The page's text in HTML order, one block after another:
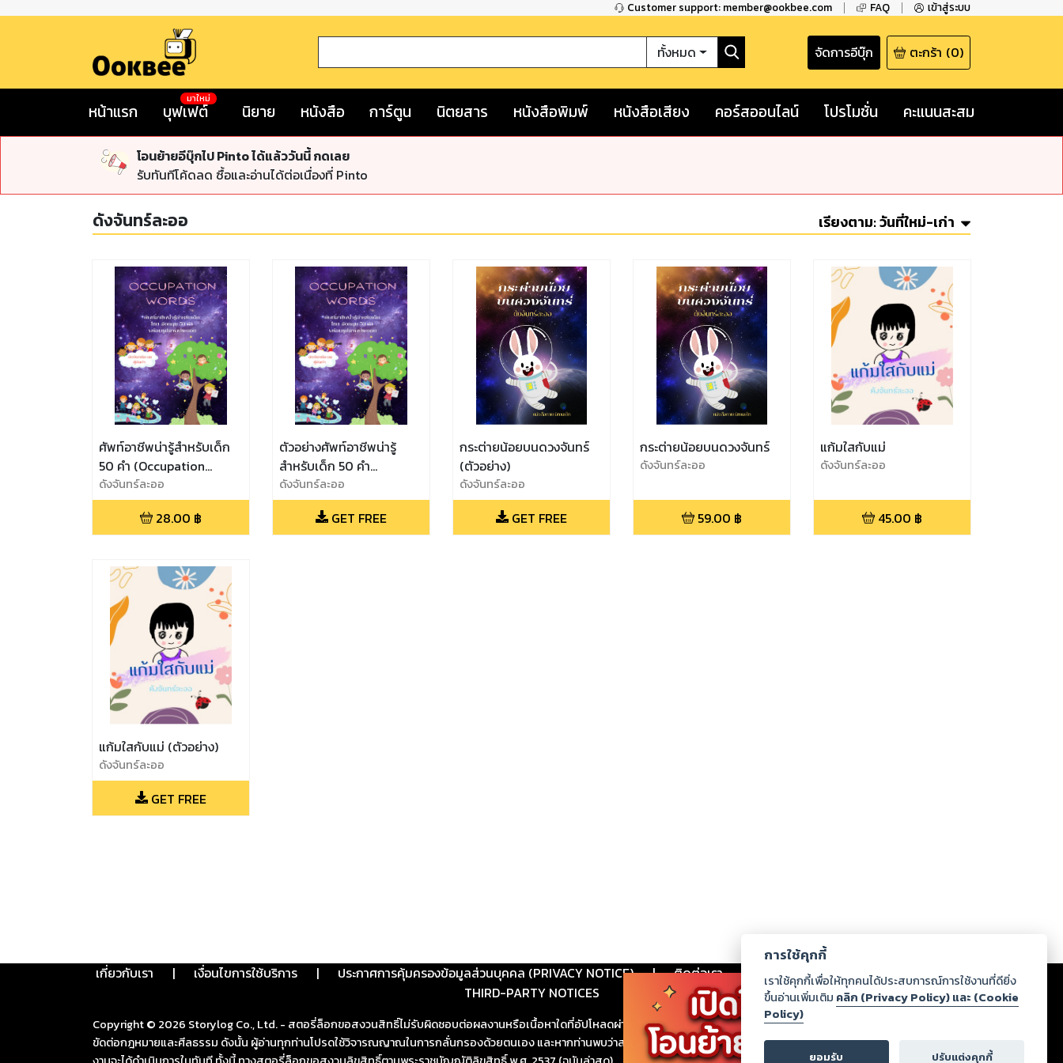
Customer support: member@ookbee.com FAQ เข้าสู่ระบบ
ทั้งหมด จัดการอีบุ๊ก ตะกร้า (0)
หน้าแรก บุฟเฟต์
มาใหม่
นิยาย หนังสือ การ์ตูน นิตยสาร หนังสือพิมพ์ หนังสือเสียง คอร์สออนไลน์ โปรโมชั่น คะแนนสะสม
โอนย้ายอีบุ๊กไป Pinto ได้แล้ววันนี้ กดเลย
รับทันทีโค้ดลด ซื้อและอ่านได้ต่อเนื่องที่ Pinto
ดังจันทร์ละออ เรียงตาม:วันที่ใหม่-เก่า
ศัพท์อาชีพน่ารู้สำหรับเด็ก
50 คำ (Occupation
words)
ดังจันทร์ละออ
28.00 ฿
ตัวอย่างศัพท์อาชีพน่ารู้
สำหรับเด็ก 50 คำ
(Occupation words)
ดังจันทร์ละออ
GET FREE
กระต่ายน้อยบนดวงจันทร์
(ตัวอย่าง)
ดังจันทร์ละออ
GET FREE
กระต่ายน้อยบนดวงจันทร์
ดังจันทร์ละออ
59.00 ฿
แก้มใสกับแม่
ดังจันทร์ละออ
45.00 ฿
แก้มใสกับแม่ (ตัวอย่าง)
ดังจันทร์ละออ
GET FREE
เกี่ยวกับเรา | เงื่อนไขการใช้บริการ | ประกาศการคุ้มครองข้อมูลส่วนบุคคล (PRIVACY NOTICE) | ติดต่อเรา ร่วมงานกับเรา ดาวน์โหลด
THIRD-PARTY NOTICES
Copyright © 2026 Storylog Co., Ltd. - สตอรี่ล็อกขอสงวนสิทธิ์ไม่รับผิดชอบต่อผลงานหรือเนื้อหาใดที่อัปโหลดผ่านเว็บไซต์และปรากฏว่าละเมิดสิทธิในทรัพย์สินทางปัญญาของบุคคลอื่นหรือ
ขัดต่อกฎหมายและศีลธรรม ดังนั้น ผู้อ่านทุกท่านโปรดใช้วิจารณญาณในการกลั่นกรองด้วยตนเอง และหากท่านพบว่าส่วนหนึ่งส่วนใดขัดต่อกฎหมายและศีลธรรม กรุณาแจ้งมายังบริษัท เพื่อทีม
การใช้คุกกี้
เราใช้คุกกี้เพื่อให้ทุกคนได้ประสบการณ์การใช้งานที่ดียิ่ง
ขึ้นอ่านเพิ่มเติม คลิก (Privacy Policy) และ (Cookie
Policy)
ยอมรับ ปรับแต่งคุกกี้